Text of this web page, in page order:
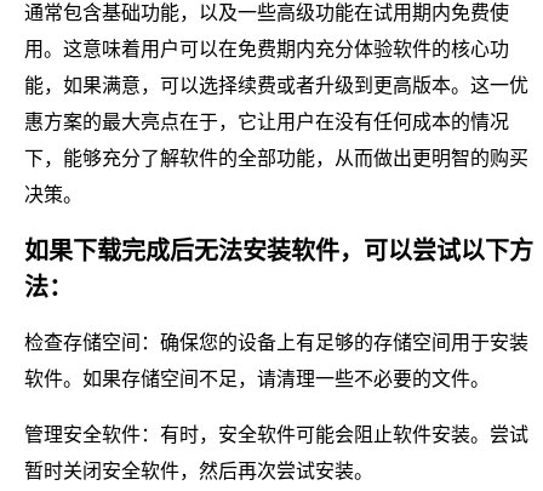
通常包含基础功能，以及一些高级功能在试用期内免费使
用。这意味着用户可以在免费期内充分体验软件的核心功
能，如果满意，可以选择续费或者升级到更高版本。这一优
惠方案的最大亮点在于，它让用户在没有任何成本的情况
下，能够充分了解软件的全部功能，从而做出更明智的购买
决策。
如果下载完成后无法安装软件，可以尝试以下方
法：
检查存储空间：确保您的设备上有足够的存储空间用于安装
软件。如果存储空间不足，请清理一些不必要的文件。
管理安全软件：有时，安全软件可能会阻止软件安装。尝试
暂时关闭安全软件，然后再次尝试安装。